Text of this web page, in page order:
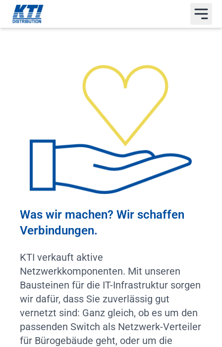
Was wir machen? Wir schaffen
Verbindungen.
KTI verkauft aktive
Netzwerkkomponenten. Mit unseren
Bausteinen für die IT-Infrastruktur sorgen
wir dafür, dass Sie zuverlässig gut
vernetzt sind: Ganz gleich, ob es um den
passenden Switch als Netzwerk-Verteiler
für Bürogebäude geht, oder um die